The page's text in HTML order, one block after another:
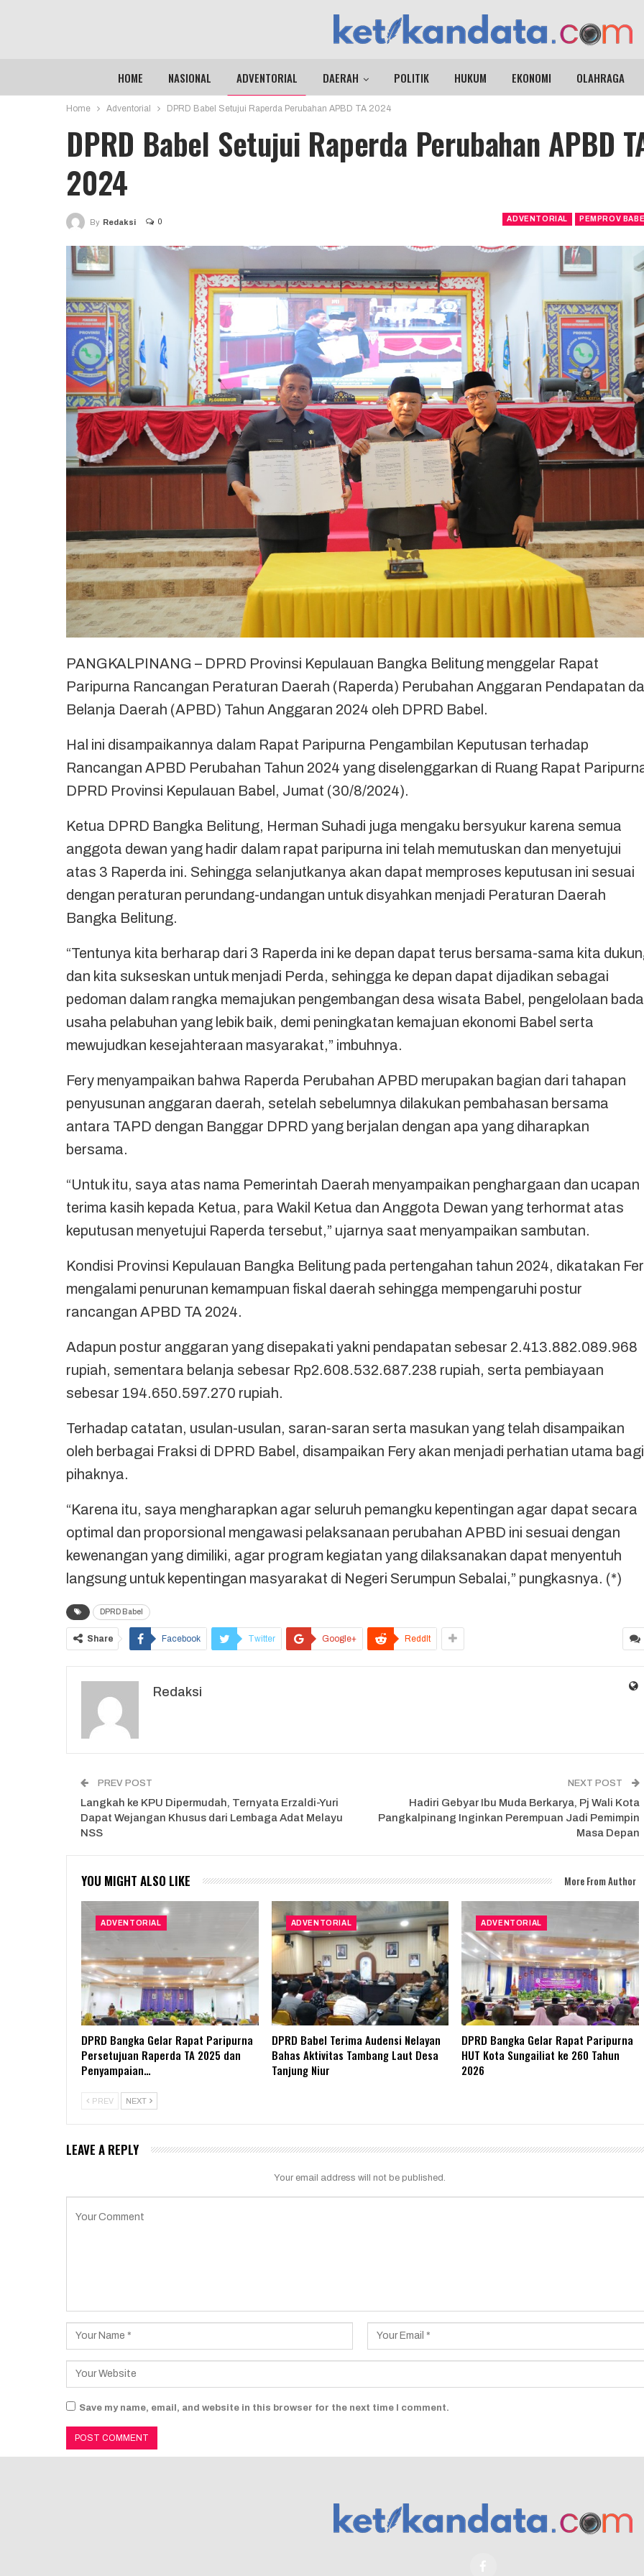
HOME NASIONAL ADVENTORIAL DAERAH POLITIK HUKUM EKONOMI OLAHRAGA
Home Adventorial DPRD Babel Setujui Raperda Perubahan APBD TA 2024
DPRD Babel Setujui Raperda Perubahan APBD
2024
ADVENTORIAL PEMPROV
By Redaksi 0
PANGKALPINANG – DPRD Provinsi Kepulauan Bangka Belitung menggelar Rapat
Paripurna Rancangan Peraturan Daerah (Raperda) Perubahan Anggaran Pendapatan
Belanja Daerah (APBD) Tahun Anggaran 2024 oleh DPRD Babel.
Hal ini disampaikannya dalam Rapat Paripurna Pengambilan Keputusan terhadap
Rancangan APBD Perubahan Tahun 2024 yang diselenggarkan di Ruang Rapat
DPRD Provinsi Kepulauan Babel, Jumat (30/8/2024).
Ketua DPRD Bangka Belitung, Herman Suhadi juga mengaku bersyukur karena semua
anggota dewan yang hadir dalam rapat paripurna ini telah memutuskan dan menyetujui
atas 3 Raperda ini. Sehingga selanjutkanya akan dapat memproses keputusan ini sesuai
dengan peraturan perundang-undangan untuk disyahkan menjadi Peraturan Daerah
Bangka Belitung.
“Tentunya kita berharap dari 3 Raperda ini ke depan dapat terus bersama-sama kita
dan kita sukseskan untuk menjadi Perda, sehingga ke depan dapat dijadikan sebagai
pedoman dalam rangka memajukan pengembangan desa wisata Babel, pengelolaan
usaha pelabuhan yang lebik baik, demi peningkatan kemajuan ekonomi Babel serta
mewujudkan kesejahteraan masyarakat,” imbuhnya.
Fery menyampaikan bahwa Raperda Perubahan APBD merupakan bagian dari tahapan
penyusunan anggaran daerah, setelah sebelumnya dilakukan pembahasan bersama
antara TAPD dengan Banggar DPRD yang berjalan dengan apa yang diharapkan
bersama.
“Untuk itu, saya atas nama Pemerintah Daerah menyampaikan penghargaan dan ucapan
terima kasih kepada Ketua, para Wakil Ketua dan Anggota Dewan yang terhormat atas
keputusan menyetujui Raperda tersebut,” ujarnya saat menyampaikan sambutan.
Kondisi Provinsi Kepulauan Bangka Belitung pada pertengahan tahun 2024, dikatakan
mengalami penurunan kemampuan fiskal daerah sehingga mempengaruhi postur
rancangan APBD TA 2024.
Adapun postur anggaran yang disepakati yakni pendapatan sebesar 2.413.882.089.968
rupiah, sementara belanja sebesar Rp2.608.532.687.238 rupiah, serta pembiayaan
sebesar 194.650.597.270 rupiah.
Terhadap catatan, usulan-usulan, saran-saran serta masukan yang telah disampaikan
oleh berbagai Fraksi di DPRD Babel, disampaikan Fery akan menjadi perhatian utama bagi
pihaknya.
“Karena itu, saya mengharapkan agar seluruh pemangku kepentingan agar dapat secara
optimal dan proporsional mengawasi pelaksanaan perubahan APBD ini sesuai dengan
kewenangan yang dimiliki, agar program kegiatan yang dilaksanakan dapat menyentuh
langsung untuk kepentingan masyarakat di Negeri Serumpun Sebalai,” pungkasnya. (*)
DPRD Babel
Share Facebook Twitter Google+ ReddIt
Redaksi
PREV POST
Langkah ke KPU Dipermudah, Ternyata Erzaldi-Yuri
Dapat Wejangan Khusus dari Lembaga Adat Melayu
NSS
NEXT POST
Hadiri Gebyar Ibu Muda Berkarya, Pj Wali Kota
Pangkalpinang Inginkan Perempuan Jadi Pemimpin
Masa Depan
YOU MIGHT ALSO LIKE More From Author
ADVENTORIAL
DPRD Bangka Gelar Rapat Paripurna
Persetujuan Raperda TA 2025 dan
Penyampaian…
ADVENTORIAL
DPRD Babel Terima Audensi Nelayan
Bahas Aktivitas Tambang Laut Desa
Tanjung Niur
ADVENTORIAL
DPRD Bangka Gelar Rapat Paripurna
HUT Kota Sungailiat ke 260 Tahun
2026
PREV NEXT
LEAVE A REPLY
Your email address will not be published.
Save my name, email, and website in this browser for the next time I comment.